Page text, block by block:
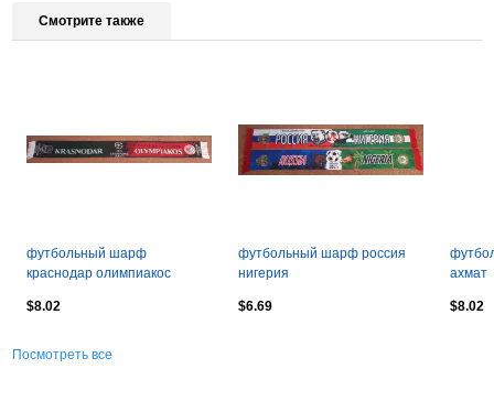
Смотрите также
футбольный шарф
краснодар олимпиакос
$8.02
футбольный шарф россия
нигерия
$6.69
ахмат
$8.02
Посмотреть все